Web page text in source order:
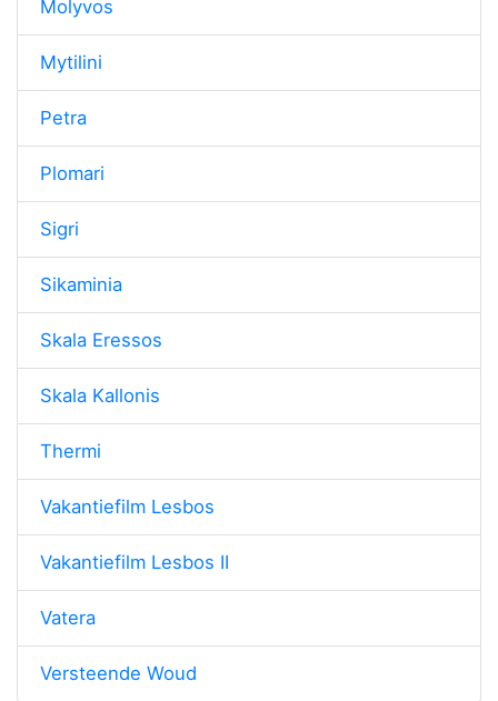
Molyvos
Mytilini
Petra
Plomari
Sigri
Sikaminia
Skala Eressos
Skala Kallonis
Thermi
Vakantiefilm Lesbos
Vakantiefilm Lesbos II
Vatera
Versteende Woud